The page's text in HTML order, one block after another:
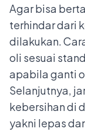
Agar bisa
terhindar dari
dilakukan.
oli sesuai
apabila ganti
Selanjutnya,
kebersihan di
yakni lepas